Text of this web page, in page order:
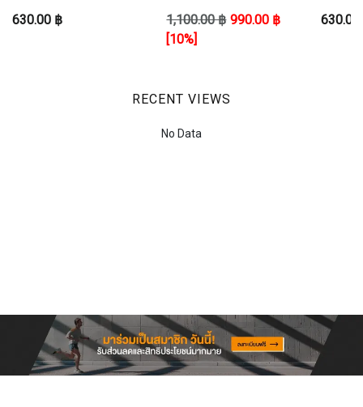
SHO
630.00 ฿ 1,100.00 ฿ 990.00 ฿
[10%]
RECENT VIEWS
No Data